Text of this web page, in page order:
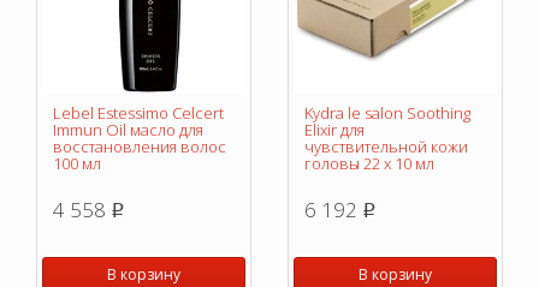
Lebel Estessimo Celcert
Immun Oil масло для
восстановления волос
100 мл
4 558 p
В корзину
Kydra le salon Soothing
Elixir для
чувствительной кожи
головы 22 х 10 мл
6 192 p
В корзину